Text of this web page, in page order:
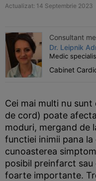
Actualizat: 14 Septembrie 2023
Consultant
Dr. Leipnik
Medic
Cabinet
Cei mai multi nu
de cord) poate
moduri, mergand de
functiei inimii pana la
cunoasterea
posibil preinfarct
foarte importante.